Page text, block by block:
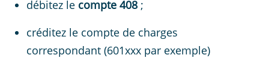
débitez le compte 408 ;
créditez le compte de charges
correspondant (601xxx par exemple)